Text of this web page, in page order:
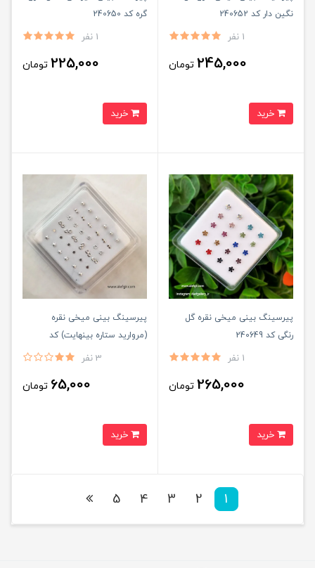
نگین دار کد 240652
1 نفر
245,000 تومان
گره کد 240650
1 نفر
225,000 تومان
پیرسینگ بینی میخی نقره گل
رنگی کد 240649
1 نفر
265,000 تومان
پیرسینگ بینی میخی نقره
(مروارید ستاره بینهایت) کد
3 نفر
65,000 تومان
1
2
3
4
5